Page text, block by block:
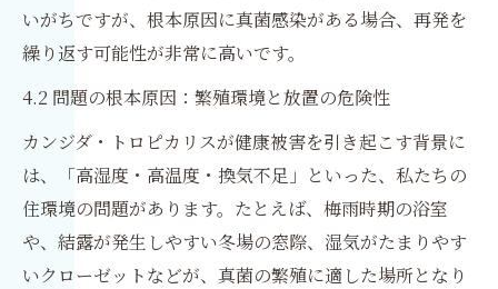
いがちですが、根本原因に真菌感染がある場合、再発を
繰り返す可能性が非常に高いです。
4.2 問題の根本原因：繁殖環境と放置の危険性
カンジダ・トロピカリスが健康被害を引き起こす背景に
は、「高湿度・高温度・換気不足」といった、私たちの
住環境の問題があります。たとえば、梅雨時期の浴室
や、結露が発生しやすい冬場の窓際、湿気がたまりやす
いクローゼットなどが、真菌の繁殖に適した場所となり